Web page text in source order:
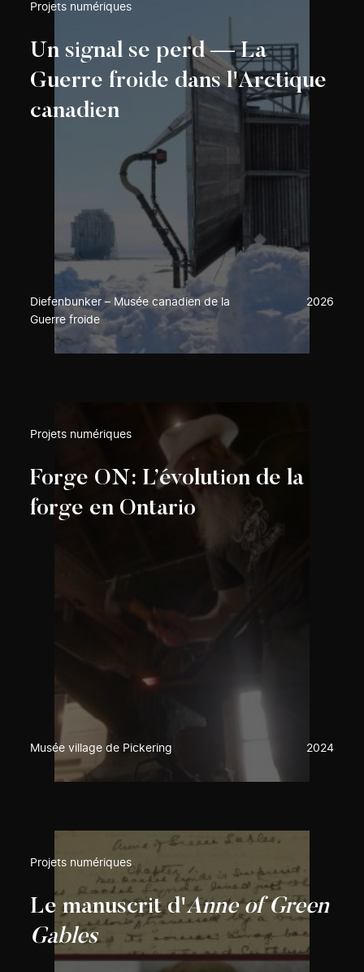
Projets numériques
Un signal se perd — La
Guerre froide dans l'Arctique
canadien
Diefenbunker – Musée canadien de la
Guerre froide
2026
Projets numériques
Forge ON: L’évolution de la
forge en Ontario
Musée village de Pickering 2024
Projets numériques
Le manuscrit d'Anne of Green
Gables